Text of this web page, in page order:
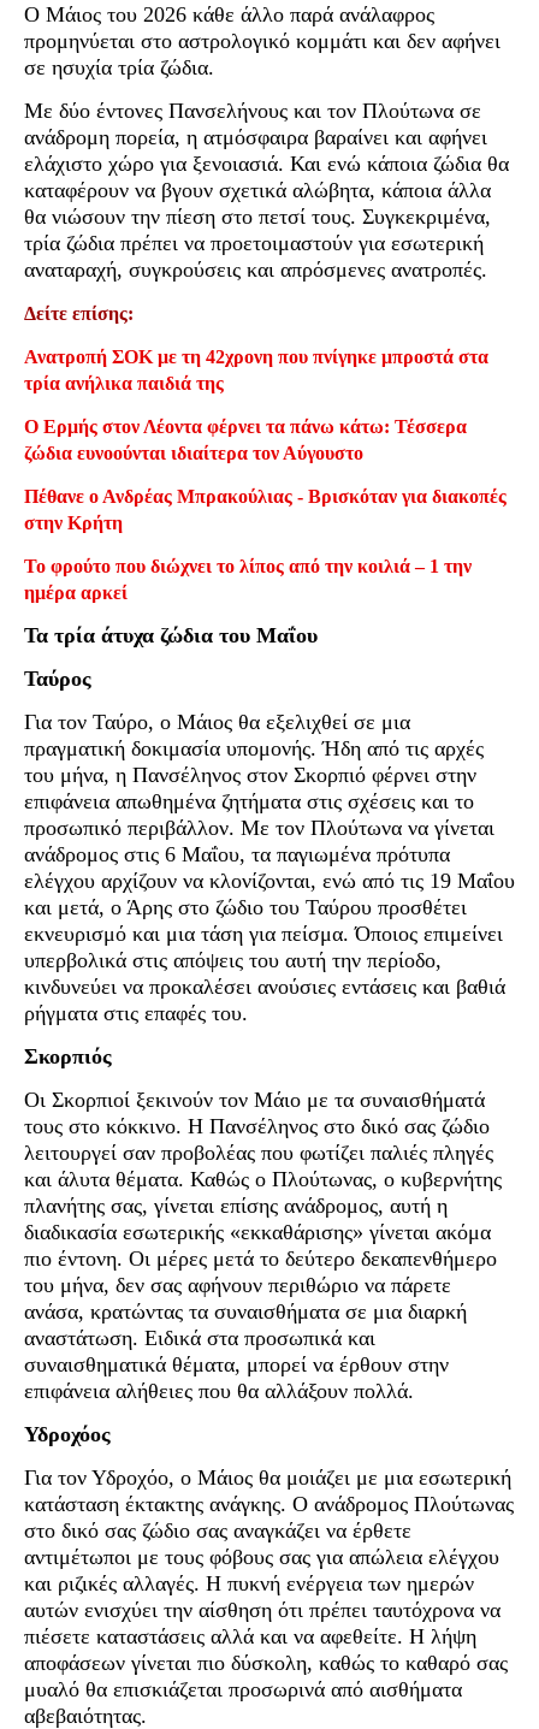
Ο Μάιος του 2026 κάθε άλλο παρά ανάλαφρος
προμηνύεται στο αστρολογικό κομμάτι και δεν αφήνει
σε ησυχία τρία ζώδια.
Με δύο έντονες Πανσελήνους και τον Πλούτωνα σε
ανάδρομη πορεία, η ατμόσφαιρα βαραίνει και αφήνει
ελάχιστο χώρο για ξενοιασιά. Και ενώ κάποια ζώδια θα
καταφέρουν να βγουν σχετικά αλώβητα, κάποια άλλα
θα νιώσουν την πίεση στο πετσί τους. Συγκεκριμένα,
τρία ζώδια πρέπει να προετοιμαστούν για εσωτερική
αναταραχή, συγκρούσεις και απρόσμενες ανατροπές.
Δείτε επίσης:
Ανατροπή ΣΟΚ με τη 42χρονη που πνίγηκε μπροστά στα
τρία ανήλικα παιδιά της
Ο Ερμής στον Λέοντα φέρνει τα πάνω κάτω: Τέσσερα
ζώδια ευνοούνται ιδιαίτερα τον Αύγουστο
Πέθανε ο Ανδρέας Μπρακούλιας - Βρισκόταν για διακοπές
στην Κρήτη
Το φρούτο που διώχνει το λίπος από την κοιλιά – 1 την
ημέρα αρκεί
Τα τρία άτυχα ζώδια του Μαΐου
Ταύρος
Για τον Ταύρο, ο Μάιος θα εξελιχθεί σε μια
πραγματική δοκιμασία υπομονής. Ήδη από τις αρχές
του μήνα, η Πανσέληνος στον Σκορπιό φέρνει στην
επιφάνεια απωθημένα ζητήματα στις σχέσεις και το
προσωπικό περιβάλλον. Με τον Πλούτωνα να γίνεται
ανάδρομος στις 6 Μαΐου, τα παγιωμένα πρότυπα
ελέγχου αρχίζουν να κλονίζονται, ενώ από τις 19 Μαΐου
και μετά, ο Άρης στο ζώδιο του Ταύρου προσθέτει
εκνευρισμό και μια τάση για πείσμα. Όποιος επιμείνει
υπερβολικά στις απόψεις του αυτή την περίοδο,
κινδυνεύει να προκαλέσει ανούσιες εντάσεις και βαθιά
ρήγματα στις επαφές του.
Σκορπιός
Οι Σκορπιοί ξεκινούν τον Μάιο με τα συναισθήματά
τους στο κόκκινο. Η Πανσέληνος στο δικό σας ζώδιο
λειτουργεί σαν προβολέας που φωτίζει παλιές πληγές
και άλυτα θέματα. Καθώς ο Πλούτωνας, ο κυβερνήτης
πλανήτης σας, γίνεται επίσης ανάδρομος, αυτή η
διαδικασία εσωτερικής «εκκαθάρισης» γίνεται ακόμα
πιο έντονη. Οι μέρες μετά το δεύτερο δεκαπενθήμερο
του μήνα, δεν σας αφήνουν περιθώριο να πάρετε
ανάσα, κρατώντας τα συναισθήματα σε μια διαρκή
αναστάτωση. Ειδικά στα προσωπικά και
συναισθηματικά θέματα, μπορεί να έρθουν στην
επιφάνεια αλήθειες που θα αλλάξουν πολλά.
Υδροχόος
Για τον Υδροχόο, ο Μάιος θα μοιάζει με μια εσωτερική
κατάσταση έκτακτης ανάγκης. Ο ανάδρομος Πλούτωνας
στο δικό σας ζώδιο σας αναγκάζει να έρθετε
αντιμέτωποι με τους φόβους σας για απώλεια ελέγχου
και ριζικές αλλαγές. Η πυκνή ενέργεια των ημερών
αυτών ενισχύει την αίσθηση ότι πρέπει ταυτόχρονα να
πιέσετε καταστάσεις αλλά και να αφεθείτε. Η λήψη
αποφάσεων γίνεται πιο δύσκολη, καθώς το καθαρό σας
μυαλό θα επισκιάζεται προσωρινά από αισθήματα
αβεβαιότητας.